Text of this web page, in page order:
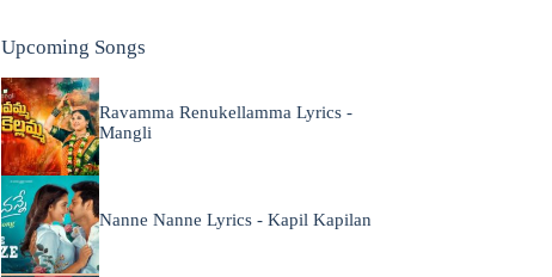
Upcoming Songs
Ravamma Renukellamma Lyrics -
Mangli
Nanne Nanne Lyrics - Kapil Kapilan